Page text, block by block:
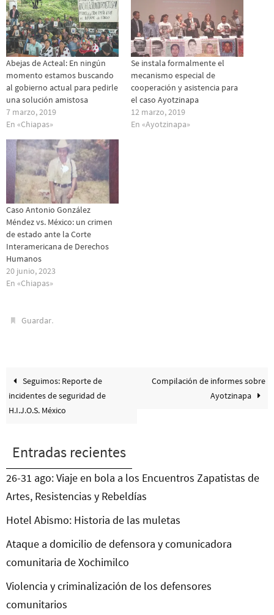
Abejas de Acteal: En ningún
momento estamos buscando
al gobierno actual para pedirle
una solución amistosa
7 marzo, 2019
En «Chiapas»
Se instala formalmente el
mecanismo especial de
cooperación y asistencia para
el caso Ayotzinapa
12 marzo, 2019
En «Ayotzinapa»
Caso Antonio González
Méndez vs. México: un crimen
de estado ante la Corte
Interamericana de Derechos
Humanos
20 junio, 2023
En «Chiapas»
Guardar.
Seguimos: Reporte de
incidentes de seguridad de
H.I.J.O.S. México
Compilación de informes sobre
Ayotzinapa
Entradas recientes
26-31 ago: Viaje en bola a los Encuentros Zapatistas de
Artes, Resistencias y Rebeldías
Hotel Abismo: Historia de las muletas
Ataque a domicilio de defensora y comunicadora
comunitaria de Xochimilco
Violencia y criminalización de los defensores
comunitarios